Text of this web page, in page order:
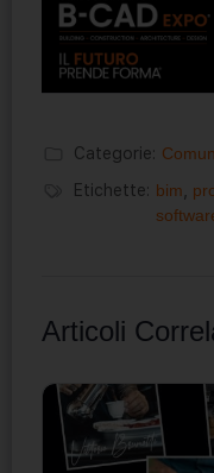
Categorie:
Etichette: bim
Articoli